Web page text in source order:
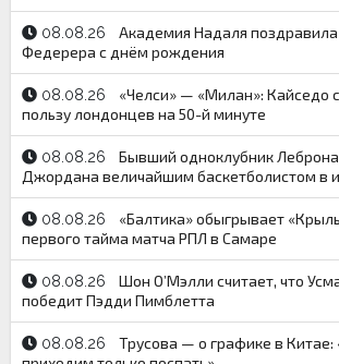
08.08.26
Академия Надаля
Федерера с днём рождения
08.08.26
«Челси» — «Милан»: Кайседо
пользу лондонцев на 50-й минуте
08.08.26
Бывший одноклубник
Джордана величайшим баскетболистом в
08.08.26
«Балтика» обыгрывает
первого тайма матча РПЛ в Самаре
08.08.26
Шон О’Мэлли считает, что
победит Пэдди Пимблетта
08.08.26
Трусова — о графике в Китае: